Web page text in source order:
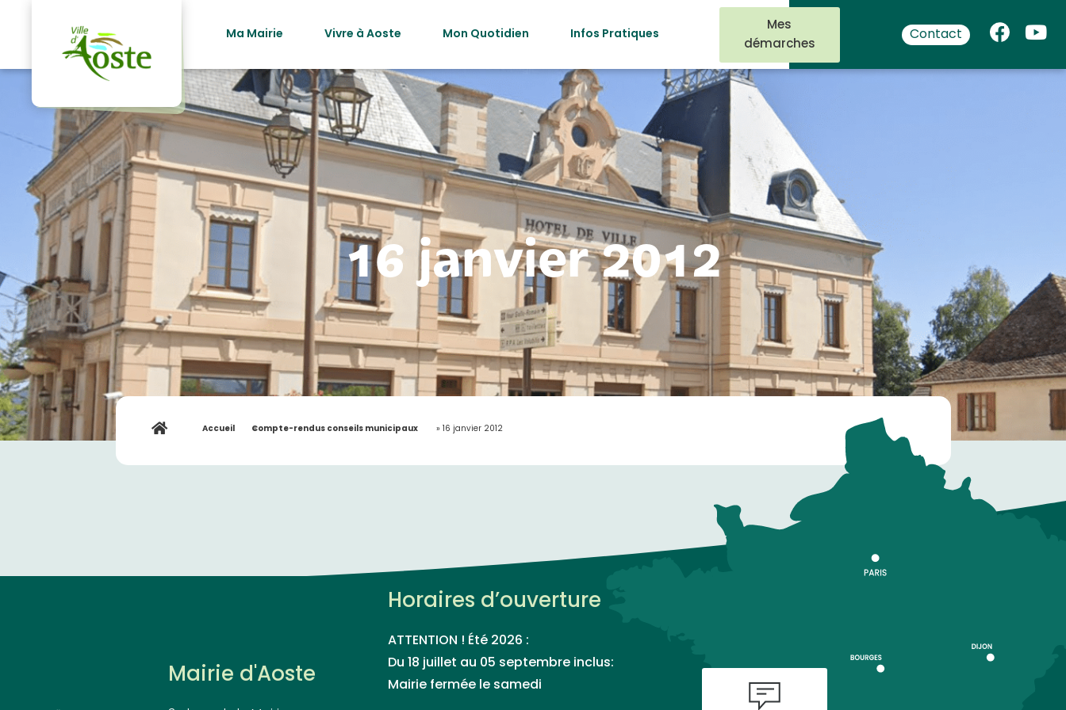
Ma Mairie
Vivre à Aoste Mon Quotidien Infos Pratiques
Mes
démarches
Contact
16 janvier 2012
Accueil »
Compte-rendus conseils municipaux » 16 janvier 2012
Mairie d'Aoste
Horaires d’ouverture
ATTENTION ! Été 2026 :
Du 18 juillet au 05 septembre inclus:
Mairie fermée le samedi